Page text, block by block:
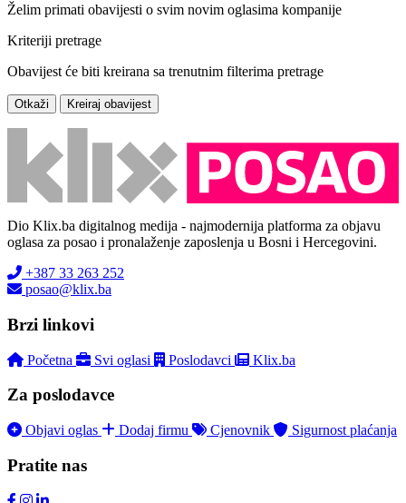
Želim primati obavijesti o svim novim oglasima kompanije
Kriteriji pretrage
Obavijest će biti kreirana sa trenutnim filterima pretrage
Otkaži Kreiraj obavijest
Dio Klix.ba digitalnog medija - najmodernija platforma za objavu
oglasa za posao i pronalaženje zaposlenja u Bosni i Hercegovini.
+387 33 263 252
posao@klix.ba
Brzi linkovi
Početna Svi oglasi Poslodavci Klix.ba
Za poslodavce
Objavi oglas Dodaj firmu Cjenovnik Sigurnost plaćanja
Pratite nas